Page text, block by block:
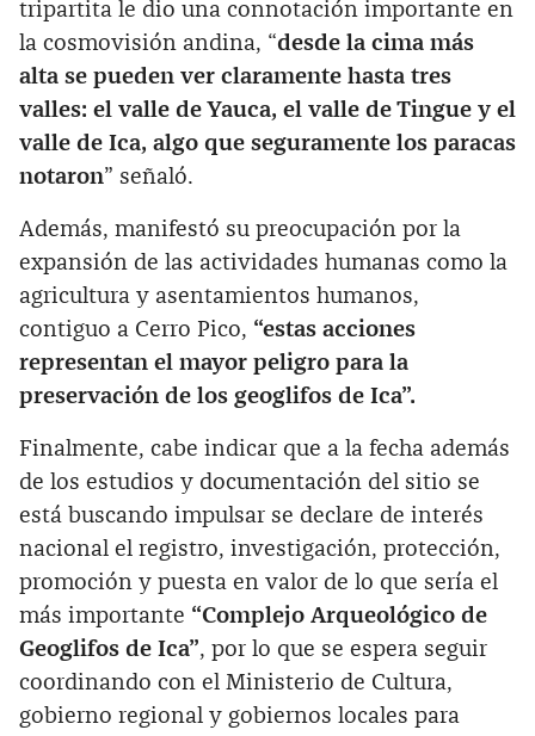
tripartita le dio una connotación importante en
la cosmovisión andina, “desde la cima más
alta se pueden ver claramente hasta tres
valles: el valle de Yauca, el valle de Tingue y el
valle de Ica, algo que seguramente los paracas
notaron” señaló.
Además, manifestó su preocupación por la
expansión de las actividades humanas como la
agricultura y asentamientos humanos,
contiguo a Cerro Pico, “estas acciones
representan el mayor peligro para la
preservación de los geoglifos de Ica”.
Finalmente, cabe indicar que a la fecha además
de los estudios y documentación del sitio se
está buscando impulsar se declare de interés
nacional el registro, investigación, protección,
promoción y puesta en valor de lo que sería el
más importante “Complejo Arqueológico de
Geoglifos de Ica”, por lo que se espera seguir
coordinando con el Ministerio de Cultura,
gobierno regional y gobiernos locales para